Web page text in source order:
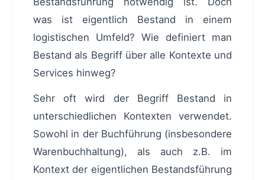
was ist eigentlich Bestand in einem
logistischen Umfeld? Wie definiert man
Bestand als Begriff über alle Kontexte und
Services hinweg?
Sehr oft wird der Begriff Bestand in
unterschiedlichen Kontexten verwendet.
Sowohl in der Buchführung (insbesondere
Warenbuchhaltung), als auch z.B. im
Kontext der eigentlichen Bestandsführung